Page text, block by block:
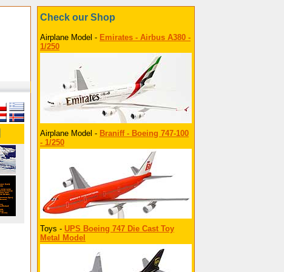
Check our Shop
Airplane Model - Emirates - Airbus A380 -
1/250
Airplane Model - Braniff - Boeing 747-100
- 1/250
Toys - UPS Boeing 747 Die Cast Toy
Metal Model